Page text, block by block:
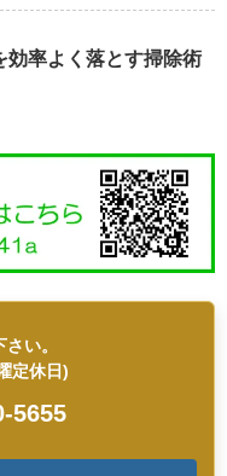
効率よく落とす掃除術
い。
定休日)
5655